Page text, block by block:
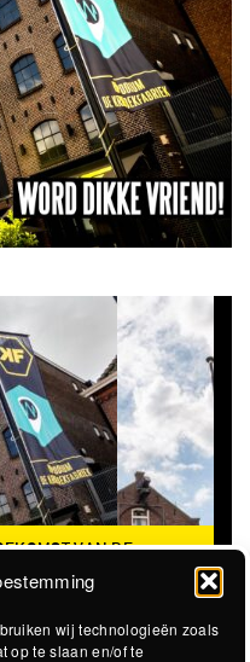
wij technologieën zoals
op te slaan en/of te
VAN DE